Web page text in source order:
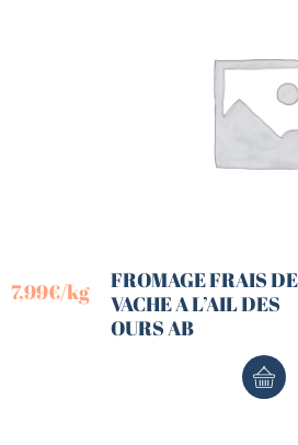
7,99€/kg
FROMAGE FRAIS DE
VACHE A L’AIL DES
OURS AB